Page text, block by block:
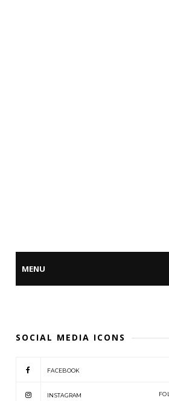
SOCIAL MEDIA ICONS
FACEBOOK
INSTAGRAM